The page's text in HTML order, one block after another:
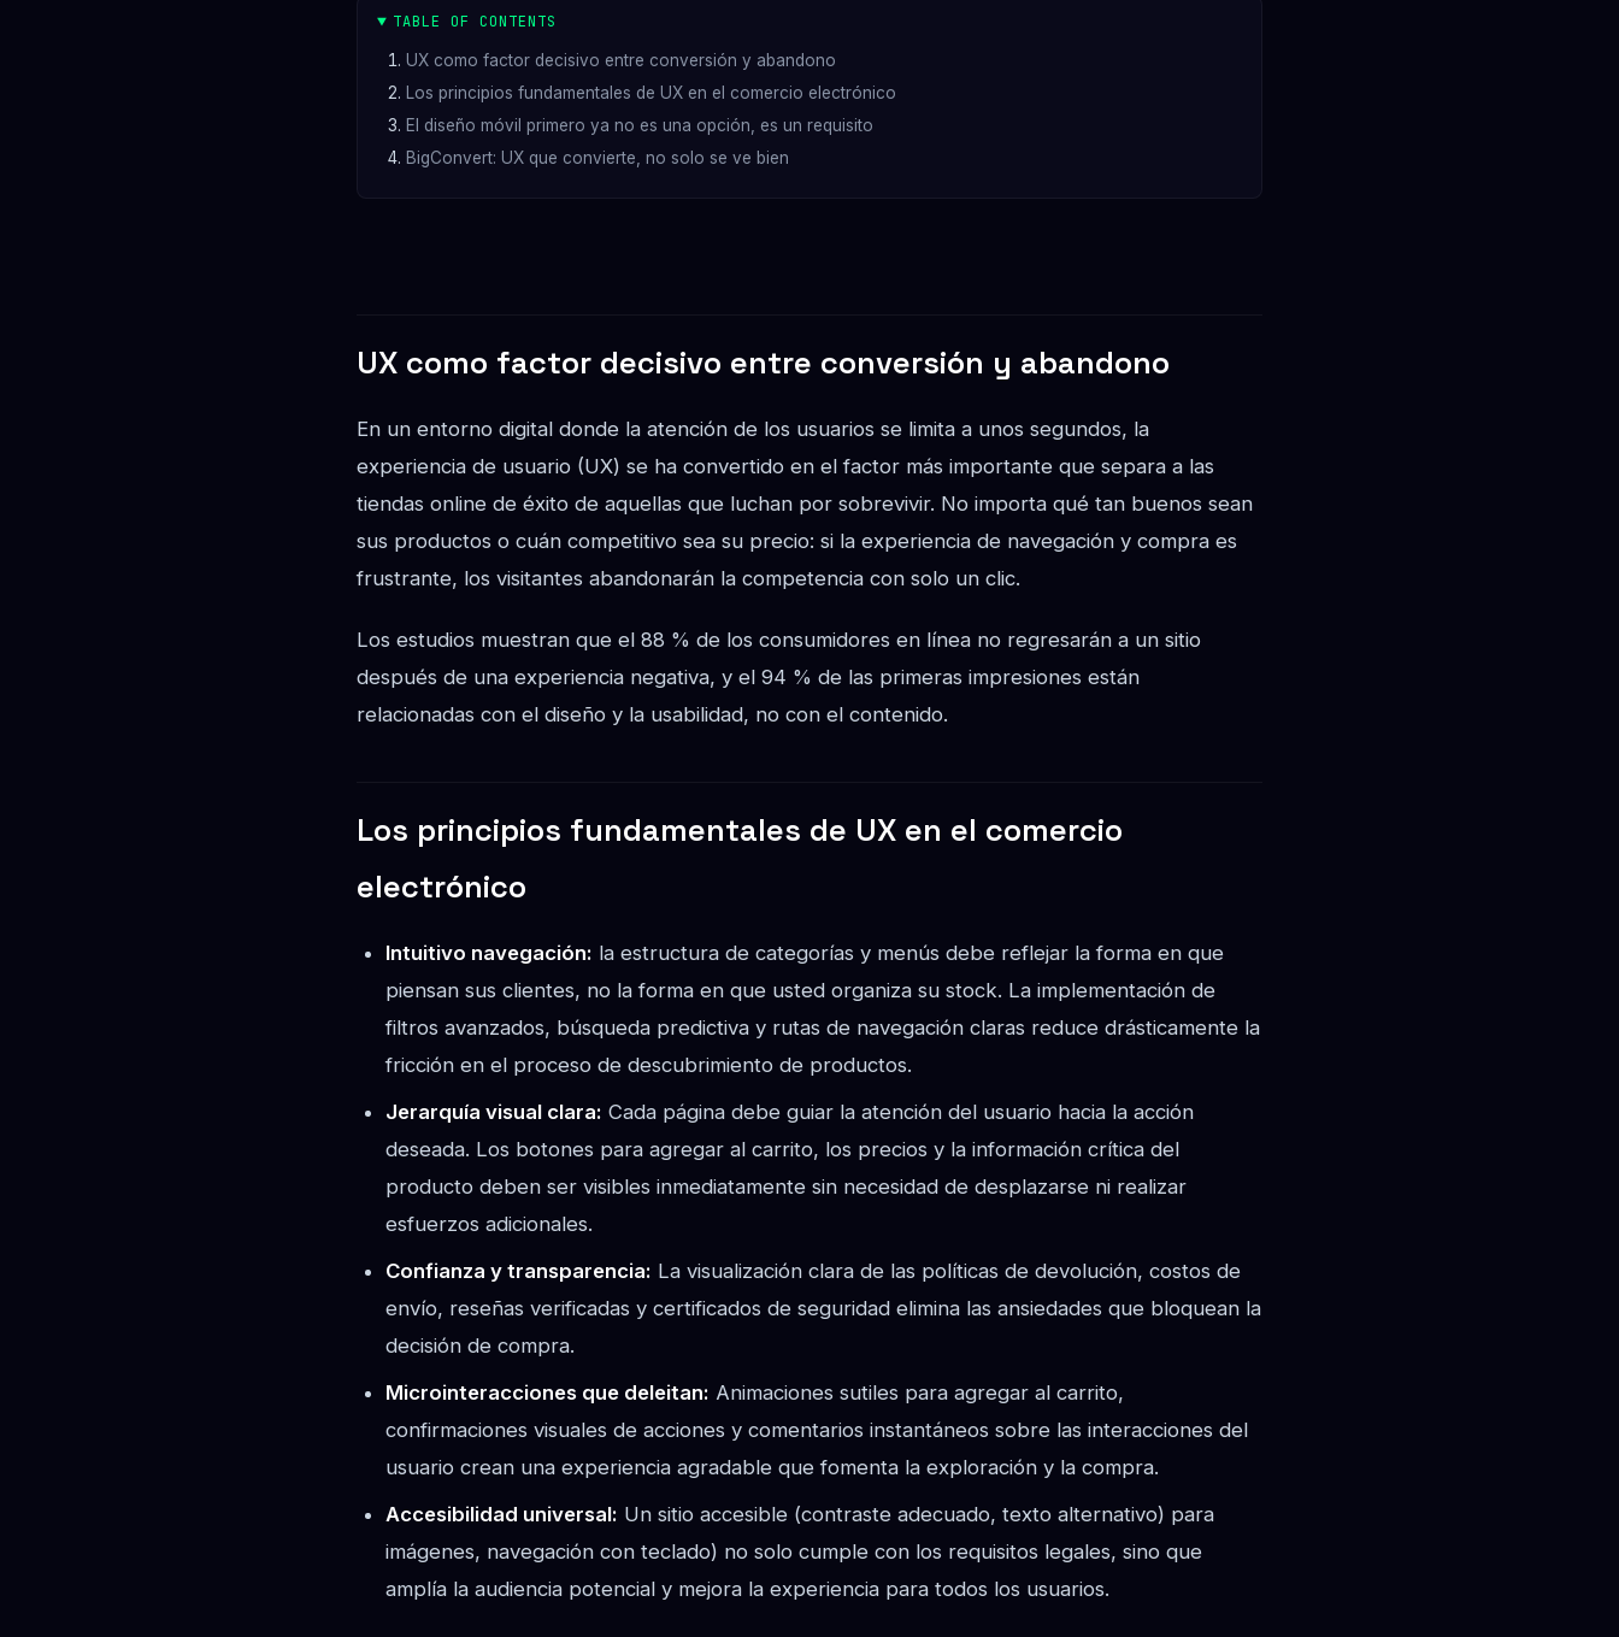
TABLE OF CONTENTS
UX como factor decisivo entre conversión y abandono
Los principios fundamentales de UX en el comercio electrónico
El diseño móvil primero ya no es una opción, es un requisito
BigConvert: UX que convierte, no solo se ve bien
UX como factor decisivo entre conversión y abandono
En un entorno digital donde la atención de los usuarios se limita a unos segundos, la
experiencia de usuario (UX) se ha convertido en el factor más importante que separa a las
tiendas online de éxito de aquellas que luchan por sobrevivir. No importa qué tan buenos sean
sus productos o cuán competitivo sea su precio: si la experiencia de navegación y compra es
frustrante, los visitantes abandonarán la competencia con solo un clic.
Los estudios muestran que el 88 % de los consumidores en línea no regresarán a un sitio
después de una experiencia negativa, y el 94 % de las primeras impresiones están
relacionadas con el diseño y la usabilidad, no con el contenido.
Los principios fundamentales de UX en el comercio
electrónico
Intuitivo navegación: la estructura de categorías y menús debe reflejar la forma en que
piensan sus clientes, no la forma en que usted organiza su stock. La implementación de
filtros avanzados, búsqueda predictiva y rutas de navegación claras reduce drásticamente la
fricción en el proceso de descubrimiento de productos.
Jerarquía visual clara: Cada página debe guiar la atención del usuario hacia la acción
deseada. Los botones para agregar al carrito, los precios y la información crítica del
producto deben ser visibles inmediatamente sin necesidad de desplazarse ni realizar
esfuerzos adicionales.
Confianza y transparencia: La visualización clara de las políticas de devolución, costos de
envío, reseñas verificadas y certificados de seguridad elimina las ansiedades que bloquean la
decisión de compra.
Microinteracciones que deleitan: Animaciones sutiles para agregar al carrito,
confirmaciones visuales de acciones y comentarios instantáneos sobre las interacciones del
usuario crean una experiencia agradable que fomenta la exploración y la compra.
Accesibilidad universal: Un sitio accesible (contraste adecuado, texto alternativo) para
imágenes, navegación con teclado) no solo cumple con los requisitos legales, sino que
amplía la audiencia potencial y mejora la experiencia para todos los usuarios.